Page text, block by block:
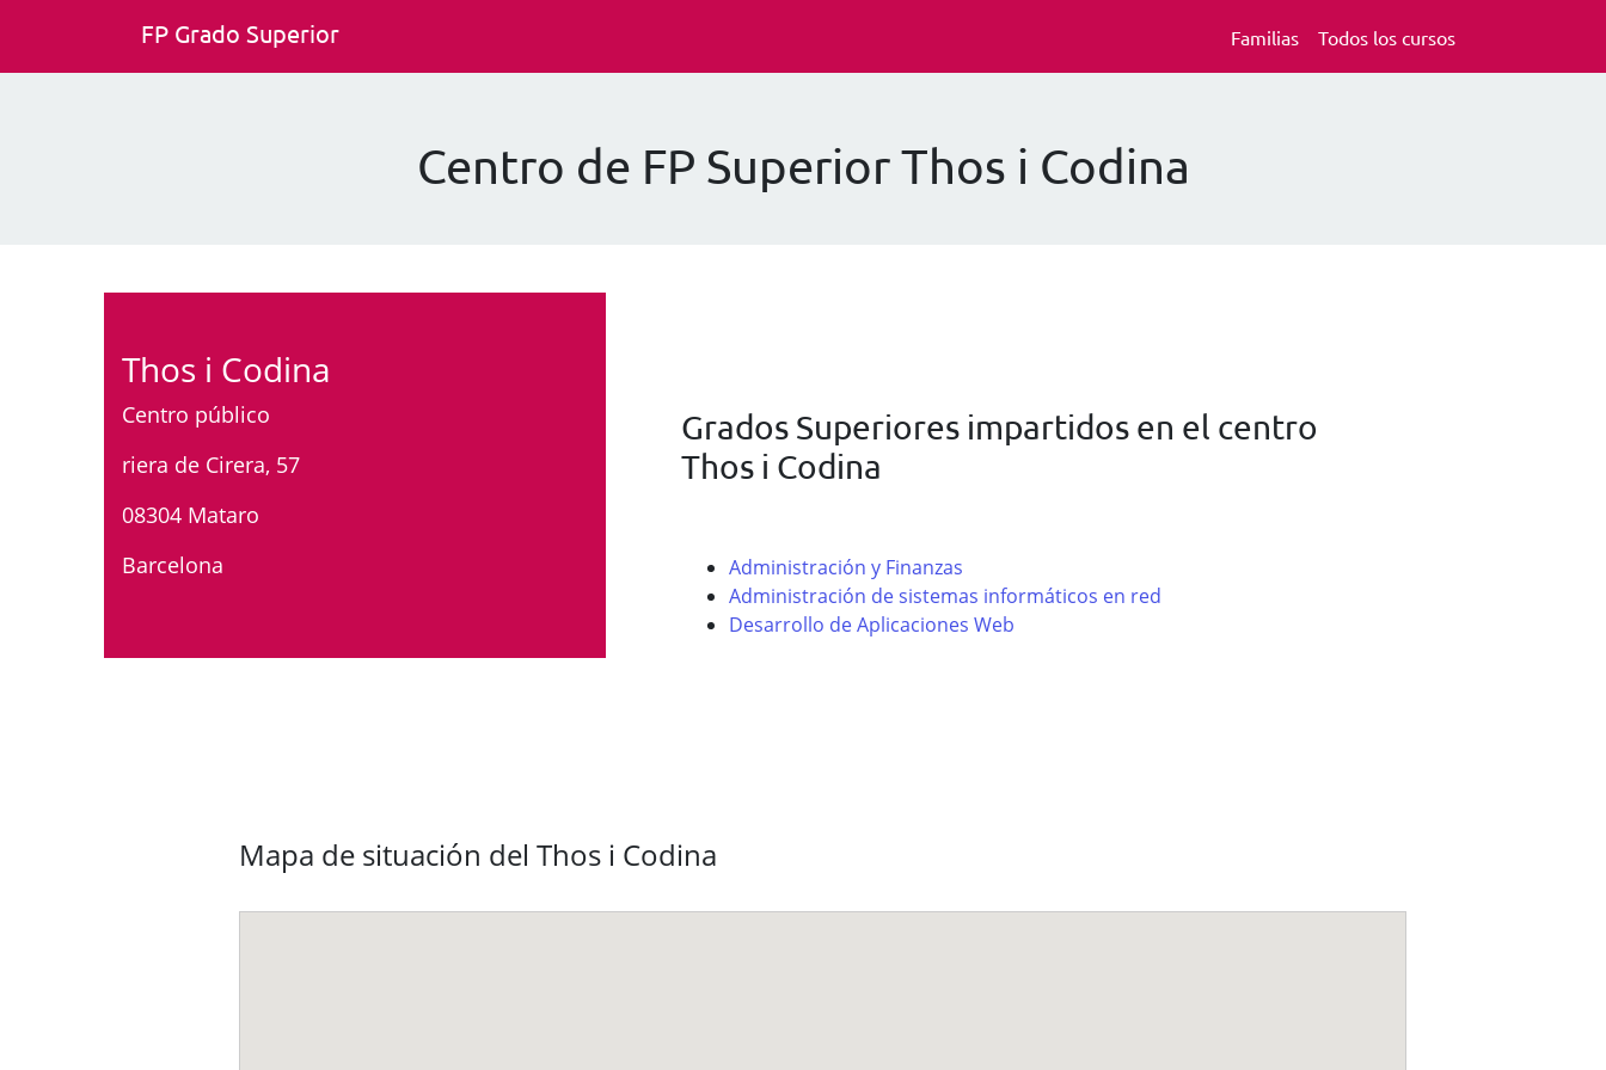
FP Grado Superior Familias Todos los cursos
Centro de FP Superior Thos i Codina
Thos i Codina
Centro público
riera de Cirera, 57
08304 Mataro
Barcelona
Grados Superiores impartidos en el centro
Thos i Codina
Administración y Finanzas
Administración de sistemas informáticos en red
Desarrollo de Aplicaciones Web
Mapa de situación del Thos i Codina